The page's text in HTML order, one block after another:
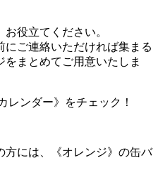
役立てください。
ご連絡いただければ集まる
まとめてご用意いたしま
レンダー》をチェック！
方には、《オレンジ》の缶バ